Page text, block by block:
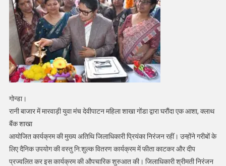
गोन्डा।
रानी बाजार में मारवाड़ी युवा मंच देवीपाटन महिला शाखा गोंडा द्वारा घरौंदा एक आशा, क्लाथ
बैंक शाखा
आयोजित कार्यक्रम की मुख्य अतिथि जिलाधिकारी प्रियंका निरंजन रहीं। उन्होंने गरीबों के
लिए दैनिक उपयोग की वस्तु नि:शुल्क वितरण कार्यक्रम में फीता काटकर और दीप
प्रज्वलित कर इस कार्यक्रम की औपचारिक शुरुआत की। जिलाधिकारी श्रीमती निरंजन